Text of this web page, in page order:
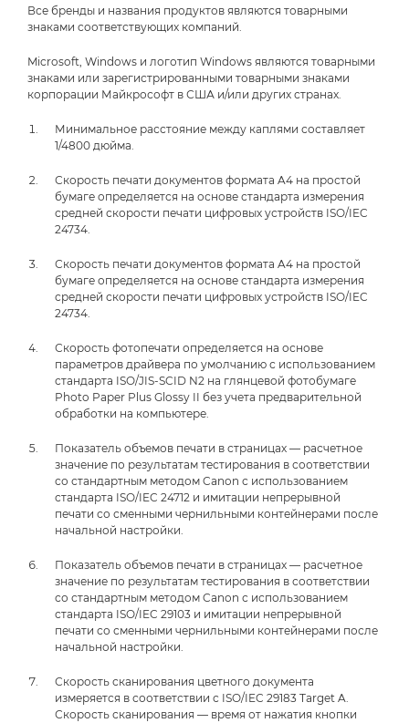
Все бренды и названия продуктов являются товарными
знаками соответствующих компаний.
Microsoft, Windows и логотип Windows являются товарными
знаками или зарегистрированными товарными знаками
корпорации Майкрософт в США и/или других странах.
Минимальное расстояние между каплями составляет
1/4800 дюйма.
Скорость печати документов формата A4 на простой
бумаге определяется на основе стандарта измерения
средней скорости печати цифровых устройств ISO/IEC
24734.
Скорость печати документов формата A4 на простой
бумаге определяется на основе стандарта измерения
средней скорости печати цифровых устройств ISO/IEC
24734.
Скорость фотопечати определяется на основе
параметров драйвера по умолчанию с использованием
стандарта ISO/JIS-SCID N2 на глянцевой фотобумаге
Photo Paper Plus Glossy II без учета предварительной
обработки на компьютере.
Показатель объемов печати в страницах — расчетное
значение по результатам тестирования в соответствии
со стандартным методом Canon с использованием
стандарта ISO/IEC 24712 и имитации непрерывной
печати со сменными чернильными контейнерами после
начальной настройки.
Показатель объемов печати в страницах — расчетное
значение по результатам тестирования в соответствии
со стандартным методом Canon с использованием
стандарта ISO/IEC 29103 и имитации непрерывной
печати со сменными чернильными контейнерами после
начальной настройки.
Скорость сканирования цветного документа
измеряется в соответствии с ISO/IEC 29183 Target A.
Скорость сканирования — время от нажатия кнопки